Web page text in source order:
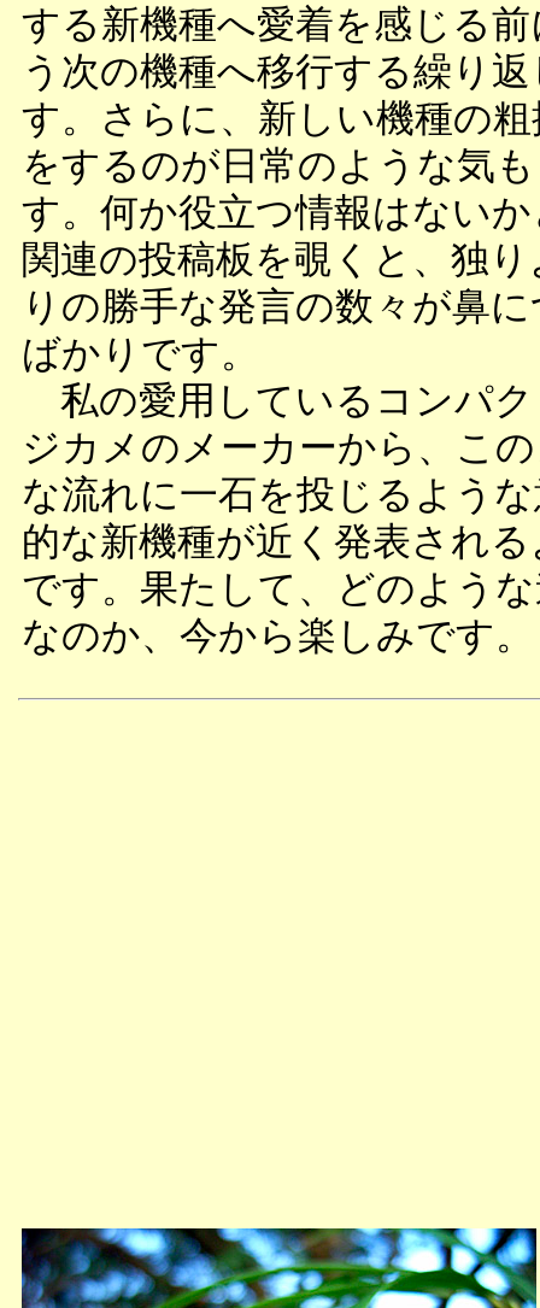
する新機種へ愛着を感じる
う次の機種へ移行する繰り
す。さらに、新しい機種の
をするのが日常のような気
す。何か役立つ情報はない
関連の投稿板を覗くと、独り
りの勝手な発言の数々が鼻
ばかりです。
私の愛用しているコンパ
ジカメのメーカーから、こ
な流れに一石を投じるよう
的な新機種が近く発表され
です。果たして、どのよう
なのか、今から楽しみです。